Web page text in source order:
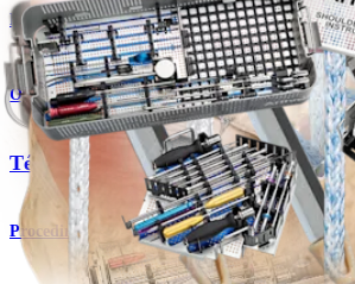
Procedimento
Ombro
Técnica de reconstrução capsular
Procedimento